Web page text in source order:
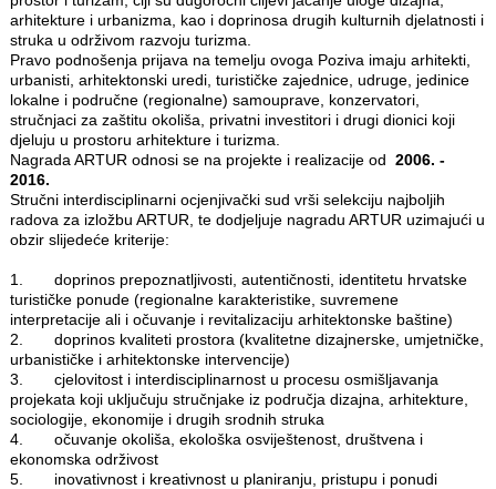
arhitekture i urbanizma, kao i doprinosa drugih kulturnih djelatnosti i
struka u održivom razvoju turizma.
Pravo podnošenja prijava na temelju ovoga Poziva imaju arhitekti,
urbanisti, arhitektonski uredi, turističke zajednice, udruge, jedinice
lokalne i područne (regionalne) samouprave, konzervatori,
stručnjaci za zaštitu okoliša, privatni investitori i drugi dionici koji
djeluju u prostoru arhitekture i turizma.
Nagrada ARTUR odnosi se na projekte i realizacije od 2006. -
2016.
Stručni interdisciplinarni ocjenjivački sud vrši selekciju najboljih
radova za izložbu ARTUR, te dodjeljuje nagradu ARTUR uzimajući u
obzir slijedeće kriterije:
1. doprinos prepoznatljivosti, autentičnosti, identitetu hrvatske
turističke ponude (regionalne karakteristike, suvremene
interpretacije ali i očuvanje i revitalizaciju arhitektonske baštine)
2. doprinos kvaliteti prostora (kvalitetne dizajnerske, umjetničke,
urbanističke i arhitektonske intervencije)
3. cjelovitost i interdisciplinarnost u procesu osmišljavanja
projekata koji uključuju stručnjake iz područja dizajna, arhitekture,
sociologije, ekonomije i drugih srodnih struka
4. očuvanje okoliša, ekološka osviještenost, društvena i
ekonomska održivost
5. inovativnost i kreativnost u planiranju, pristupu i ponudi